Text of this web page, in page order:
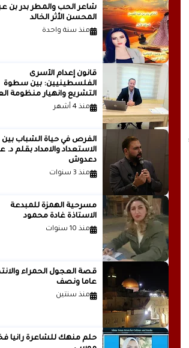
شاعر الحب والمطر بدر
المحسن الأثر الخالد
منذ سنة واحدة
قانون إعدام الأسرى
الفلسطينيين: بين سطوة
التشريع وانهيار منظومة
الدولية...بقلم الدكتور وسيم
منذ 4 أشهر
الفرص في حياة الشباب بين
الاستعداد والامداد
دعدوش
منذ 3 سنوات
مسرحية الهمزة للمبدعة
الاستاذة غادة محمود
منذ 10 سنوات
قصة العجول الحمراء
عاما ونصف
منذ سنتين
حلم منهك للشاعرة